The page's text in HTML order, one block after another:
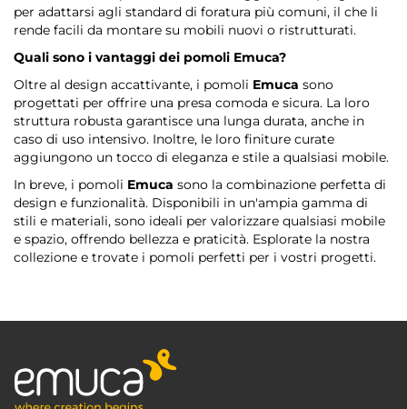
per adattarsi agli standard di foratura più comuni, il che li
rende facili da montare su mobili nuovi o ristrutturati.
Quali sono i vantaggi dei pomoli Emuca?
Oltre al design accattivante, i pomoli Emuca sono
progettati per offrire una presa comoda e sicura. La loro
struttura robusta garantisce una lunga durata, anche in
caso di uso intensivo. Inoltre, le loro finiture curate
aggiungono un tocco di eleganza e stile a qualsiasi mobile.
In breve, i pomoli Emuca sono la combinazione perfetta di
design e funzionalità. Disponibili in un'ampia gamma di
stili e materiali, sono ideali per valorizzare qualsiasi mobile
e spazio, offrendo bellezza e praticità. Esplorate la nostra
collezione e trovate i pomoli perfetti per i vostri progetti.